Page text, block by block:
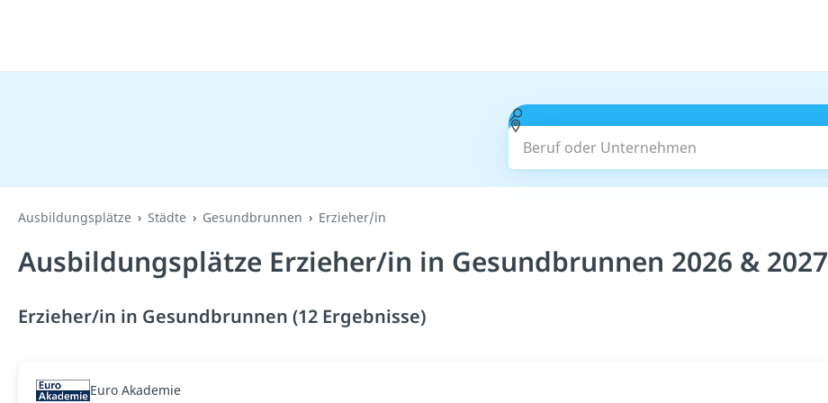
Beruf oder Unternehmen
Ausbildungsplätze Städte Gesundbrunnen Erzieher/in
Ausbildungsplätze Erzieher/in in Gesundbrunnen 2026 & 2027
Erzieher/in in Gesundbrunnen (12 Ergebnisse)
Euro Akademie